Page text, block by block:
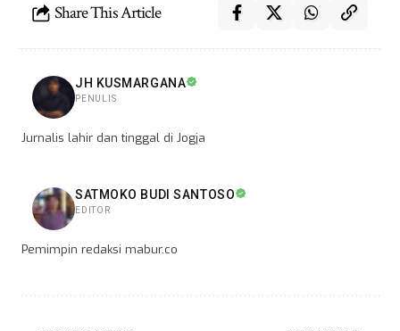
Share This Article
JH KUSMARGANA
PENULIS
Jurnalis lahir dan tinggal di Jogja
SATMOKO BUDI SANTOSO
EDITOR
Pemimpin redaksi mabur.co